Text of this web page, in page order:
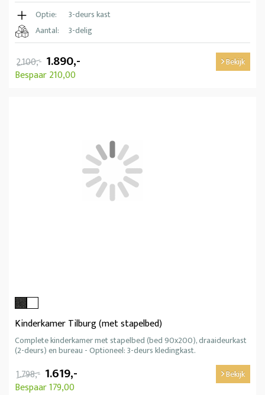
Optie:
3-deurs kast
Aantal:
3-delig
2.100,- 1.890,-
Bespaar 210,00
Bekijk
Kinderkamer Tilburg (met stapelbed)
Complete kinderkamer met stapelbed (bed 90x200), draaideurkast
(2-deurs) en bureau - Optioneel: 3-deurs kledingkast.
1.798,- 1.619,-
Bespaar 179,00
Bekijk